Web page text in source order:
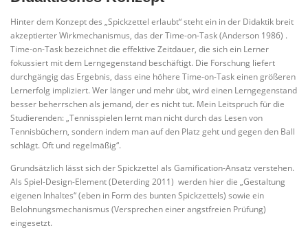
Hinter dem Konzept des „Spickzettel erlaubt“ steht ein in der Didaktik breit
akzeptierter Wirkmechanismus, das der Time-on-Task (Anderson 1986) .
Time-on-Task bezeichnet die effektive Zeitdauer, die sich ein Lerner
fokussiert mit dem Lerngegenstand beschäftigt. Die Forschung liefert
durchgängig das Ergebnis, dass eine höhere Time-on-Task einen größeren
Lernerfolg impliziert. Wer länger und mehr übt, wird einen Lerngegenstand
besser beherrschen als jemand, der es nicht tut. Mein Leitspruch für die
Studierenden: „Tennisspielen lernt man nicht durch das Lesen von
Tennisbüchern, sondern indem man auf den Platz geht und gegen den Ball
schlägt. Oft und regelmäßig“.
Grundsätzlich lässt sich der Spickzettel als Gamification-Ansatz verstehen.
Als Spiel-Design-Element (Deterding 2011) werden hier die „Gestaltung
eigenen Inhaltes“ (eben in Form des bunten Spickzettels) sowie ein
Belohnungsmechanismus (Versprechen einer angstfreien Prüfung)
eingesetzt.